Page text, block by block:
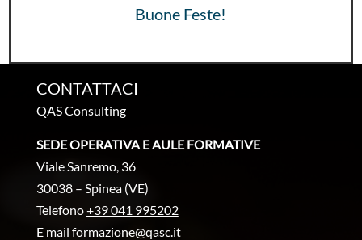
Buone Feste!
CONTATTACI
QAS Consulting
SEDE OPERATIVA E AULE FORMATIVE
Viale Sanremo, 36
30038 – Spinea (VE)
Telefono+39 041 995202
E mail formazione@qasc.it